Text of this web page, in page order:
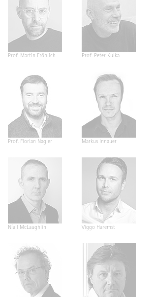
Prof. Martin Fröhlich Prof. Peter Kulka
Prof. Florian Nagler Markus Innauer
Níall McLaughlin Viggo Haremst